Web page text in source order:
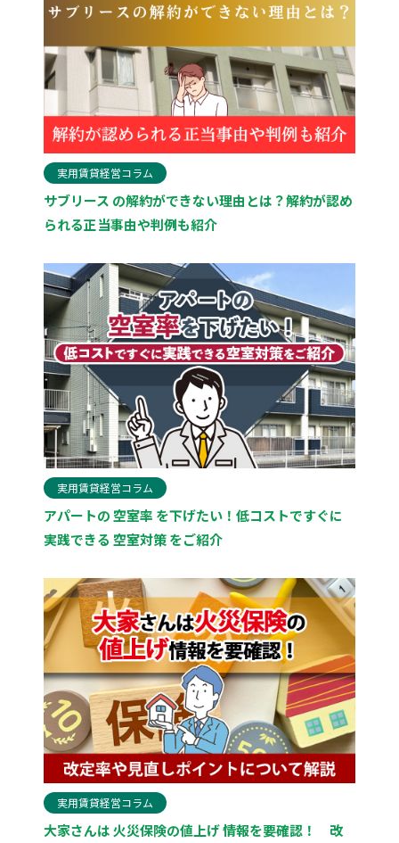
実用賃貸経営コラム
サブリース の解約ができない理由とは？解約が認め
られる正当事由や判例も紹介
実用賃貸経営コラム
アパートの 空室率 を下げたい！低コストですぐに
実践できる 空室対策 をご紹介
実用賃貸経営コラム
大家さんは 火災保険の値上げ 情報を要確認！ 改